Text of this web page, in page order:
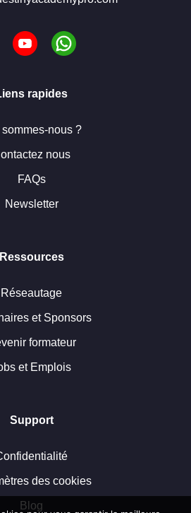
rapides
nous ?
nous
FAQs
Newsletter
Ressources
Réseautage
et Sponsors
formateur
et Emplois
Support
des cookies
Blog